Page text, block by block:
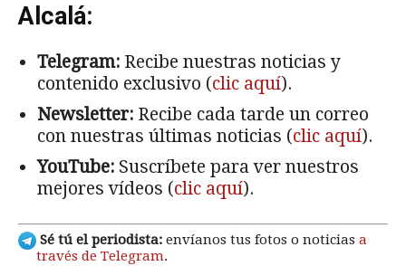
Alcalá:
Telegram: Recibe nuestras noticias y
contenido exclusivo (clic aquí).
Newsletter: Recibe cada tarde un correo
con nuestras últimas noticias (clic aquí).
YouTube: Suscríbete para ver nuestros
mejores vídeos (clic aquí).
Sé tú el periodista: envíanos tus fotos o noticias a
través de Telegram.